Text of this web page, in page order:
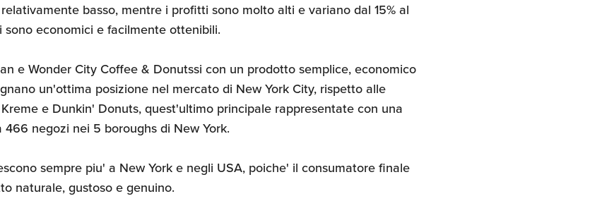
basso, mentre i profitti sono molto alti e variano dal 15% al
economici e facilmente ottenibili.
e Wonder City Coffee & Donutssi con un prodotto semplice, economico
un'ottima posizione nel mercato di New York City, rispetto alle
e Dunkin' Donuts, quest'ultimo principale rappresentate con una
negozi nei 5 boroughs di New York.
sempre piu' a New York e negli USA, poiche' il consumatore finale
naturale, gustoso e genuino.